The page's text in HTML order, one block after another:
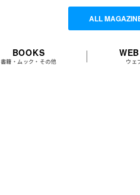
ALL
BOOKS
書籍・ムック・その他 ウェ